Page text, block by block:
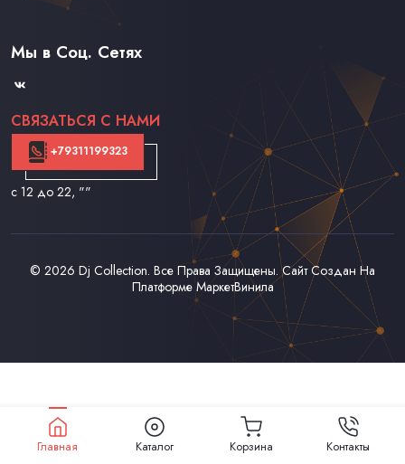
Каталог Винила, CD и Кассет
Доставка и Оплата
Мы в Соц. Сетях
СВЯЗАТЬСЯ С НАМИ
+79311199323
с 12 до 22, ""
© 2026 Dj Collection. Все Права Защищены. Сайт Создан На
Платформе МаркетВинила
Главная Каталог Корзина Контакты